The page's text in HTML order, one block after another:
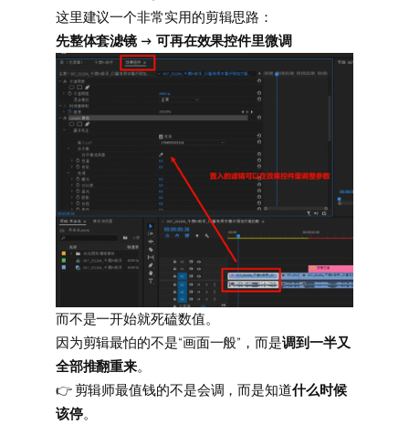
这里建议一个非常实用的剪辑思路：
先整体套滤镜 → 可再在效果控件里微调
而不是一开始就死磕数值。
因为剪辑最怕的不是“画面一般”，而是调到一半又
全部推翻重来。
👉 剪辑师最值钱的不是会调，而是知道什么时候
该停。